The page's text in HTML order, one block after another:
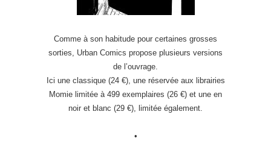
Comme à son habitude pour certaines grosses
sorties, Urban Comics propose plusieurs versions
de l’ouvrage.
Ici une classique (24 €), une réservée aux librairies
Momie limitée à 499 exemplaires (26 €) et une en
noir et blanc (29 €), limitée également.
•